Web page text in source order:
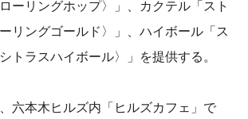
ーリングホップ〉」、カクテル「スト
リングゴールド〉」、ハイボール「ス
トラスハイボール〉」を提供する。
六本木ヒルズ内「ヒルズカフェ」で